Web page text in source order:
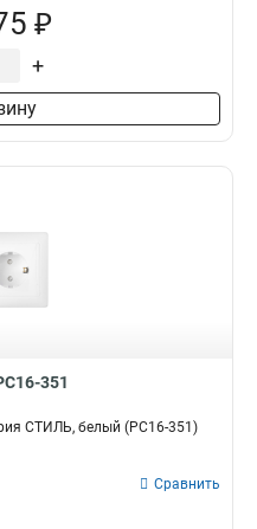
₽
+
351
СТИЛЬ, белый (РС16-351)
Сравнить